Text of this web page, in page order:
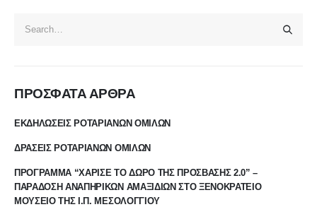
ΠΡΟΣΦΑΤΑ ΑΡΘΡΑ
ΕΚΔΗΛΩΣΕΙΣ ΡΟΤΑΡΙΑΝΩΝ ΟΜΙΛΩΝ
ΔΡΑΣΕΙΣ ΡΟΤΑΡΙΑΝΩΝ ΟΜΙΛΩΝ
ΠΡΟΓΡΑΜΜΑ “ΧΑΡΙΣΕ ΤΟ ΔΩΡΟ ΤΗΣ ΠΡΟΣΒΑΣΗΣ 2.0” –
ΠΑΡΑΔΟΣΗ ΑΝΑΠΗΡΙΚΩΝ ΑΜΑΞΙΔΙΩΝ ΣΤΟ ΞΕΝΟΚΡΑΤΕΙΟ
ΜΟΥΣΕΙΟ ΤΗΣ Ι.Π. ΜΕΣΟΛΟΓΓΙΟΥ